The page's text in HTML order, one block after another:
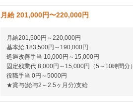
月給 201,000円〜220,000円
月給201,500円～220,000円
基本給 183,500円～190,000円
処遇改善手当 10,000円～15,000円
固定残業代 8,000円～15,000円（5～10時間分）
役職手当 0円～5000円
★賞与(給与2～2.5ヶ月分)支給